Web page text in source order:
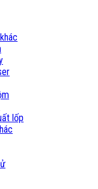
lốp